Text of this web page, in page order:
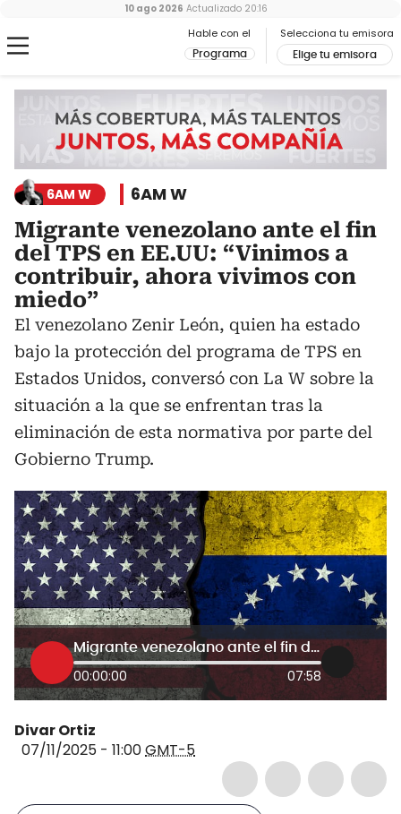
Hable con el
Programa
Selecciona tu emisora
Elige tu emisora
10 ago 2026 Actualizado 20:16
6AM W 6AM W
Migrante venezolano ante el fin
del TPS en EE.UU: “Vinimos a
contribuir, ahora vivimos con
miedo”
El venezolano Zenir León, quien ha estado
bajo la protección del programa de TPS en
Estados Unidos, conversó con La W sobre la
situación a la que se enfrentan tras la
eliminación de esta normativa por parte del
Gobierno Trump.
Migrante venezolano ante el fin del TPS en EE.UU: “Vinimos a contribuir, ahora vivimos con miedo”
00:00:00 07:58
Divar Ortiz
07/11/2025 - 11:00GMT-5